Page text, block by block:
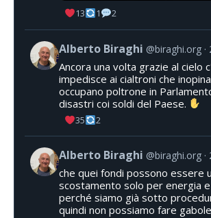
13 1 2
Alberto Biraghi @biraghi.org
Ancora una volta grazie al cielo
impedisce ai cialtroni che
occupano poltrone in
disastri coi soldi del Paese.
35 2
Alberto Biraghi @biraghi.org
che quei fondi possono essere
scostamento solo per energia
perché siamo già sotto
quindi non possiamo fare